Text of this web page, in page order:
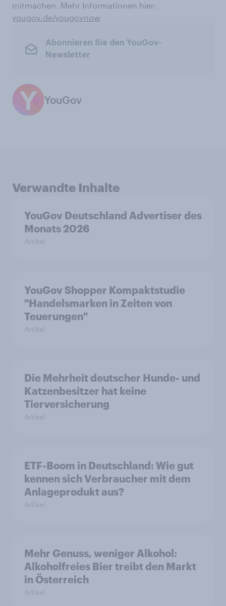
mitmachen. Mehr Informationen hier:
yougov.de/yougovnow
Abonnieren Sie den YouGov-
Newsletter
YouGov
Verwandte Inhalte
YouGov Deutschland Advertiser des
Monats 2026
Artikel
YouGov Shopper Kompaktstudie
"Handelsmarken in Zeiten von
Teuerungen"
Artikel
Die Mehrheit deutscher Hunde- und
Katzenbesitzer hat keine
Tierversicherung
Artikel
ETF-Boom in Deutschland: Wie gut
kennen sich Verbraucher mit dem
Anlageprodukt aus?
Artikel
Mehr Genuss, weniger Alkohol:
Alkoholfreies Bier treibt den Markt
in Österreich
Artikel